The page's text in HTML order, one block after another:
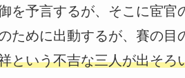
を予言するが、そこに宦
ために出動するが、賽の目
という不吉な三人が出そろ